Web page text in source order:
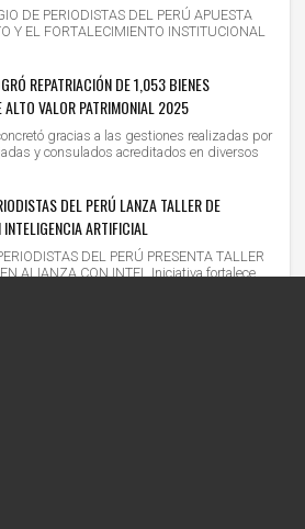
DE PERIODISTAS DEL PERÚ APUESTA
Y EL FORTALECIMIENTO INSTITUCIONAL
REPATRIACIÓN DE 1,053 BIENES
ALTO VALOR PATRIMONIAL 2025
gracias a las gestiones realizadas por
y consulados acreditados en diversos
DEL PERÚ LANZA TALLER DE
ARTIFICIAL
DEL PERÚ PRESENTA TALLER
ALIANZA CON INTEL Iniciativa fortalece